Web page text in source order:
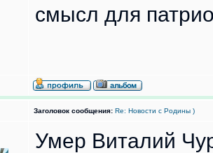
смысл для
Заголовок сообщения: Re: Новости с Родины )
Умер Виталий